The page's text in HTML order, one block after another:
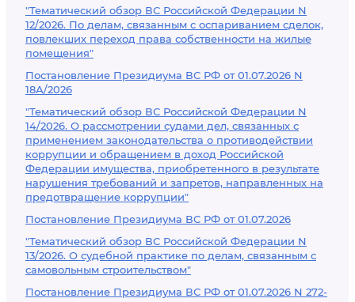
"Тематический обзор ВС Российской Федерации N
12/2026. По делам, связанным с оспариванием сделок,
повлекших переход права собственности на жилые
помещения"
Постановление Президиума ВС РФ от 01.07.2026 N
18А/2026
"Тематический обзор ВС Российской Федерации N
14/2026. О рассмотрении судами дел, связанных с
применением законодательства о противодействии
коррупции и обращением в доход Российской
Федерации имущества, приобретенного в результате
нарушения требований и запретов, направленных на
предотвращение коррупции"
Постановление Президиума ВС РФ от 01.07.2026
"Тематический обзор ВС Российской Федерации N
13/2026. О судебной практике по делам, связанным с
самовольным строительством"
Постановление Президиума ВС РФ от 01.07.2026 N 272-